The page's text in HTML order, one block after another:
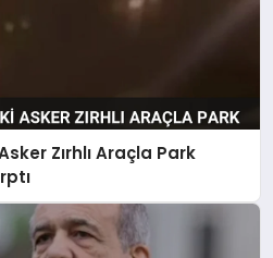
Zırhlı Araçla Park